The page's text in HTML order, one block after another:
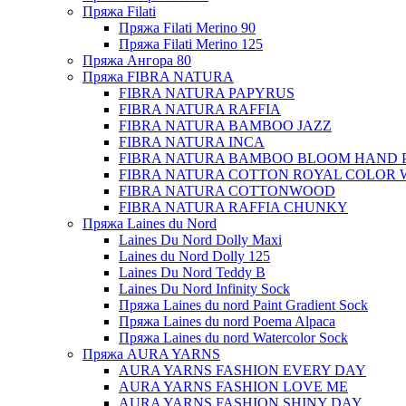
Пряжа Filati
Пряжа Filati Merino 90
Пряжа Filati Merino 125
Пряжа Ангора 80
Пряжа FIBRA NATURA
FIBRA NATURA PAPYRUS
FIBRA NATURA RAFFIA
FIBRA NATURA BAMBOO JAZZ
FIBRA NATURA INCA
FIBRA NATURA BAMBOO BLOOM HAND
FIBRA NATURA COTTON ROYAL COLOR
FIBRA NATURA COTTONWOOD
FIBRA NATURA RAFFIA CHUNKY
Пряжа Laines du Nord
Laines Du Nord Dolly Maxi
Laines du Nord Dolly 125
Laines Du Nord Teddy B
Laines Du Nord Infinity Sock
Пряжа Laines du nord Paint Gradient Sock
Пряжа Laines du nord Poema Alpaca
Пряжа Laines du nord Watercolor Sock
Пряжа AURA YARNS
AURA YARNS FASHION EVERY DAY
AURA YARNS FASHION LOVE ME
AURA YARNS FASHION SHINY DAY